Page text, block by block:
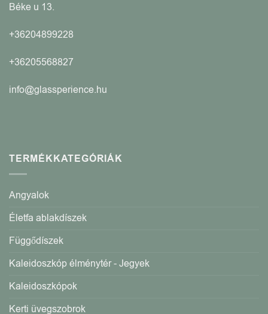
Béke u 13.
+36204899228
+36205568827
info@glassperience.hu
TERMÉKKATEGÓRIÁK
Angyalok
Életfa ablakdíszek
Függődíszek
Kaleidoszkóp élménytér - Jegyek
Kaleidoszkópok
Kerti üvegszobrok